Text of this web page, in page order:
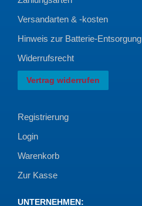
Versandarten & -kosten
Hinweis zur Batterie-Entsorgung
Widerrufsrecht
Vertrag widerrufen
Registrierung
Login
Warenkorb
Zur Kasse
UNTERNEHMEN: